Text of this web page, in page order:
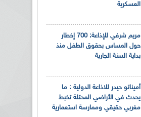
العسكرية
مريم شرفي للإذاعة: 700 إخطار
حول المساس بحقوق الطفل منذ
بداية السنة الجارية
أميناتو حيدر للاذاعة الدولية : ما
يحدث في الأراضي المحتلة تخبط
مغربي حقيقي وممارسة استعمارية